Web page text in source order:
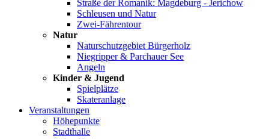
Straße der Romanik: Magdeburg - Jerichow
Schleusen und Natur
Zwei-Fährentour
Natur
Naturschutzgebiet Bürgerholz
Niegripper & Parchauer See
Angeln
Kinder & Jugend
Spielplätze
Skateranlage
Veranstaltungen
Höhepunkte
Stadthalle